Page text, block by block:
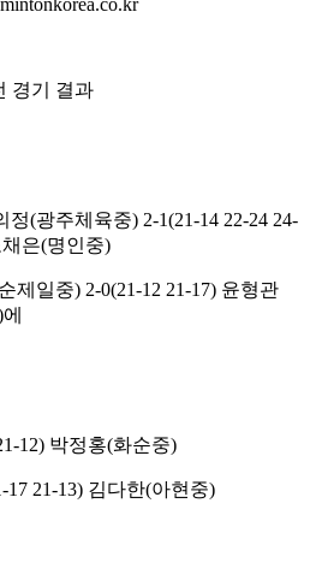
경기 결과
정(광주체육중) 2-1(21-14 22-24 24-
은(명인중)
제일중) 2-0(21-12 21-17) 윤형관
에
12) 박정홍(화순중)
17 21-13) 김다한(아현중)